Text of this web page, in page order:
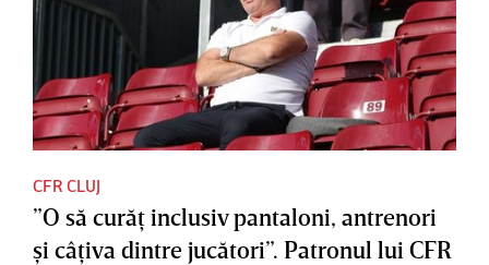
CFR CLUJ
”O să curăţ inclusiv pantaloni, antrenori
şi câţiva dintre jucători”. Patronul lui CFR